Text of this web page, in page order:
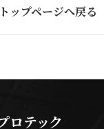
トップページへ戻る